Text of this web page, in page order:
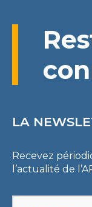
LA
Recevez
l’actualité de